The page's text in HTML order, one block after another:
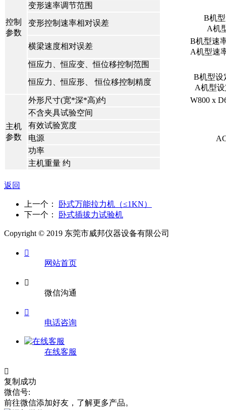
控制
参数
变形速率调节范围
变形控制速率相对误差
B机
A机
横梁速度相对误差
B机型速
A机型速
恒应力、恒应变、恒位移控制范围
恒应力、恒应形、 恒位移控制精度
B机型设
A机型设
主机
参数
外形尺寸(宽*深*高)约
W800 x
不含夹具试验空间
有效试验宽度
电源
功率
主机重量 约
返回
上一个：
卧式万能拉力机（≤1KN）
下一个：
卧式插拔力试验机
Copyright © 2019 东莞市威邦仪器设备有限公司

网站首页

微信沟通

电话咨询
在线客服

复制成功
微信号:
前往微信添加好友，了解更多产品。